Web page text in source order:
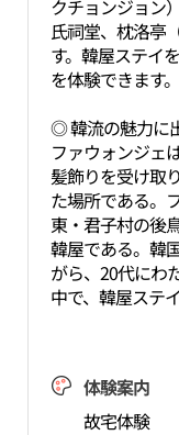
クチョンジョン
氏祠堂、枕洛亭
す。韓屋ステイ
を体験できます。
◎ 韓流の魅力に
ファウォンジェ
髪飾りを受け取
た場所である。
東・君子村の後
韓屋である。韓
がら、20代にわ
中で、韓屋ステ
体験案内
故宅体験